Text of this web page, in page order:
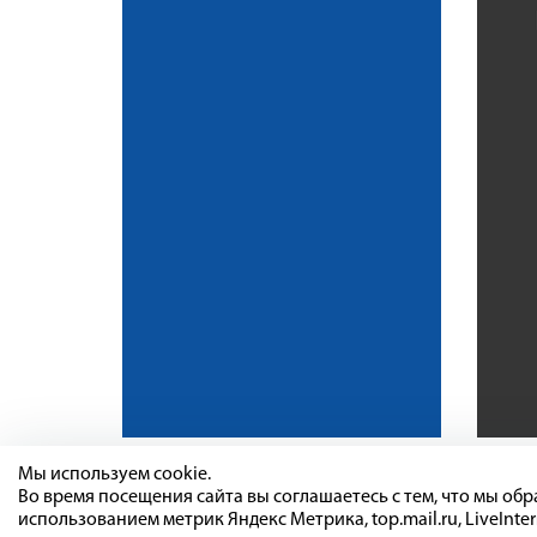
Мы используем cookie.
Во время посещения сайта вы соглашаетесь с тем, что мы
использованием метрик Яндекс Метрика, top.mail.ru,